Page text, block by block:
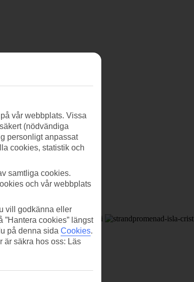
vår webbplats. Vissa
(nödvändiga
personligt anpassat
cookies, statistik och
samtliga cookies.
och vår webbplats
vill godkänna eller
cookies” längst
på denna sida Cookies.
är säkra hos oss: Läs